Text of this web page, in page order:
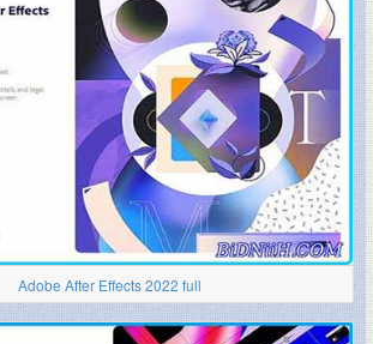
Adobe After Effects 2022 full